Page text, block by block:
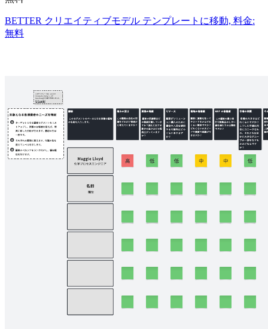
BETTER クリエイティブモデル テンプレートに移動, 料金:
無料